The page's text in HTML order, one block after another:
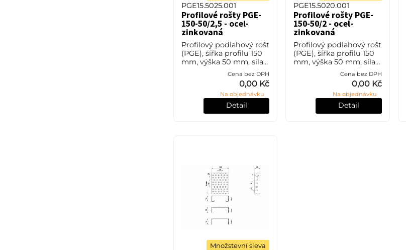
PGE15.5025.001
Profilové rošty PGE-
150-50/2,5 - ocel-
zinkovaná
Profilový podlahový rošt
(PGE), šířka profilu 150
mm, výška 50 mm, síla
2,5 mm, ocel S235JR
(ST37.2 nebo také ČSN
11373) v povrchové
úpravě žárovým zi
Cena bez DPH
0,00 Kč
Na objednávku
Detail
PGE15.5020.001
Profilové rošty PGE-
150-50/2 - ocel-
zinkovaná
Profilový podlahový rošt
(PGE), šířka profilu 150
mm, výška 50 mm, síla 2
mm, ocel S235JR (ST37.2
nebo také ČSN 11373) v
povrchové úpravě
žárovým zink
Cena bez DPH
0,00 Kč
Na objednávku
Detail
Množstevní sleva